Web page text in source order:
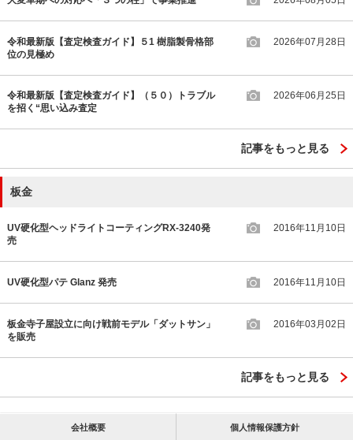
令和最新版【査定検査ガイド】５1 樹脂製骨格部
位の見極め
2026年07月28日
令和最新版【査定検査ガイド】（５０）トラブル
を招く“思い込み査定
2026年06月25日
記事をもっと見る
板金
UV硬化型ヘッドライトコーティングRX-3240発
売
2016年11月10日
UV硬化型パテ Glanz 発売 2016年11月10日
板金寺子屋設立に向け戦前モデル「ダットサン」
を販売
2016年03月02日
記事をもっと見る
会社概要 個人情報保護方針